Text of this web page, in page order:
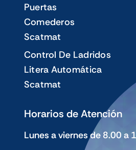
Puertas
Comederos
Scatmat
Control De Ladridos
Litera Automática
Scatmat
Horarios de Atención
Lunes a viernes de 8.00 a